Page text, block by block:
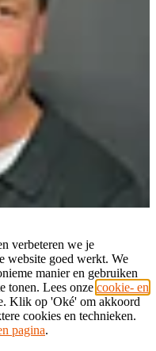
verbeteren we je
website goed werkt. We
manier en gebruiken
tonen. Lees onze cookie- en
Klik op 'Oké' om akkoord
cookies en technieken.
pagina.